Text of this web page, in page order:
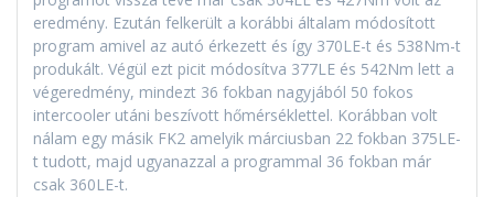
eredmény. Ezután felkerült a korábbi általam módosított
program amivel az autó érkezett és így 370LE-t és 538Nm-t
produkált. Végül ezt picit módosítva 377LE és 542Nm lett a
végeredmény, mindezt 36 fokban nagyjából 50 fokos
intercooler utáni beszívott hőmérséklettel. Korábban volt
nálam egy másik FK2 amelyik márciusban 22 fokban 375LE-
t tudott, majd ugyanazzal a programmal 36 fokban már
csak 360LE-t.